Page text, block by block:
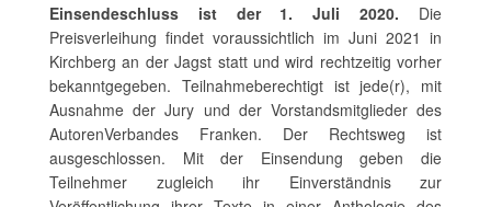
Einsendeschluss ist der 1. Juli 2020. Die
Preisverleihung findet voraussichtlich im Juni 2021 in
Kirchberg an der Jagst statt und wird rechtzeitig vorher
bekanntgegeben. Teilnahmeberechtigt ist jede(r), mit
Ausnahme der Jury und der Vorstandsmitglieder des
AutorenVerbandes Franken. Der Rechtsweg ist
ausgeschlossen. Mit der Einsendung geben die
Teilnehmer zugleich ihr Einverständnis zur